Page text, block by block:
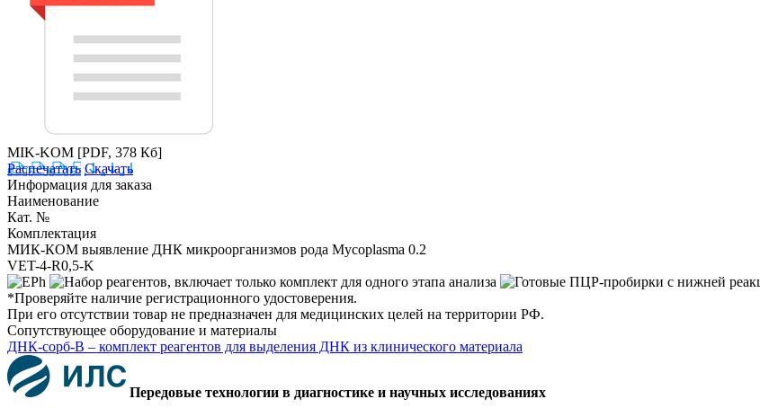
MIK-KOM [PDF, 378 Кб]
Распечатать Скачать
Информация для заказа
Наименование
Кат. №
Комплектация
МИК-КОМ выявление ДНК микроорганизмов рода Mycoplasma 0.2
VET-4-R0,5-K
*Проверяйте наличие регистрационного удостоверения.
При его отсутствии товар не предназначен для медицинских целей на территории РФ.
Сопутствующее оборудование и материалы
ДНК-сорб-В – комплект реагентов для выделения ДНК из клинического материала
Передовые технологии в диагностике и научных исследованиях